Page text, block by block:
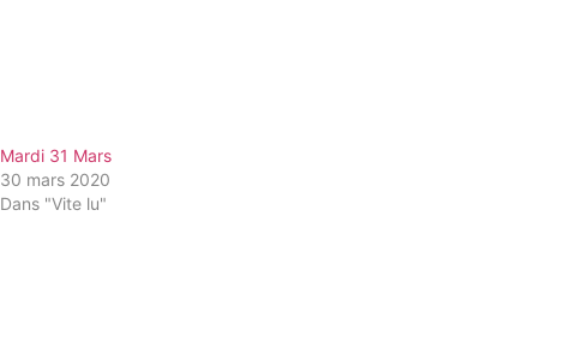
Mardi 31 Mars
30 mars 2020
Dans "Vite lu"